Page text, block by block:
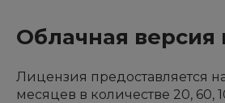
Облачная версия
Лицензия предоставляется на
месяцев в количестве 20, 60,